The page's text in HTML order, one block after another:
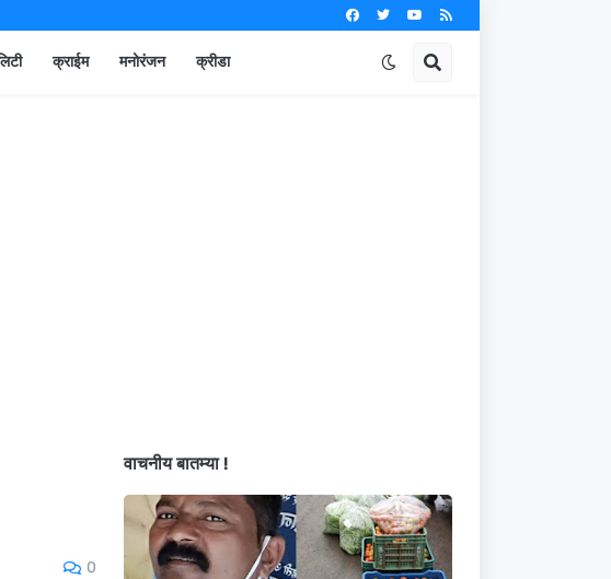
क्राईम मनोरंजन क्रीडा
0
वाचनीय बातम्या !